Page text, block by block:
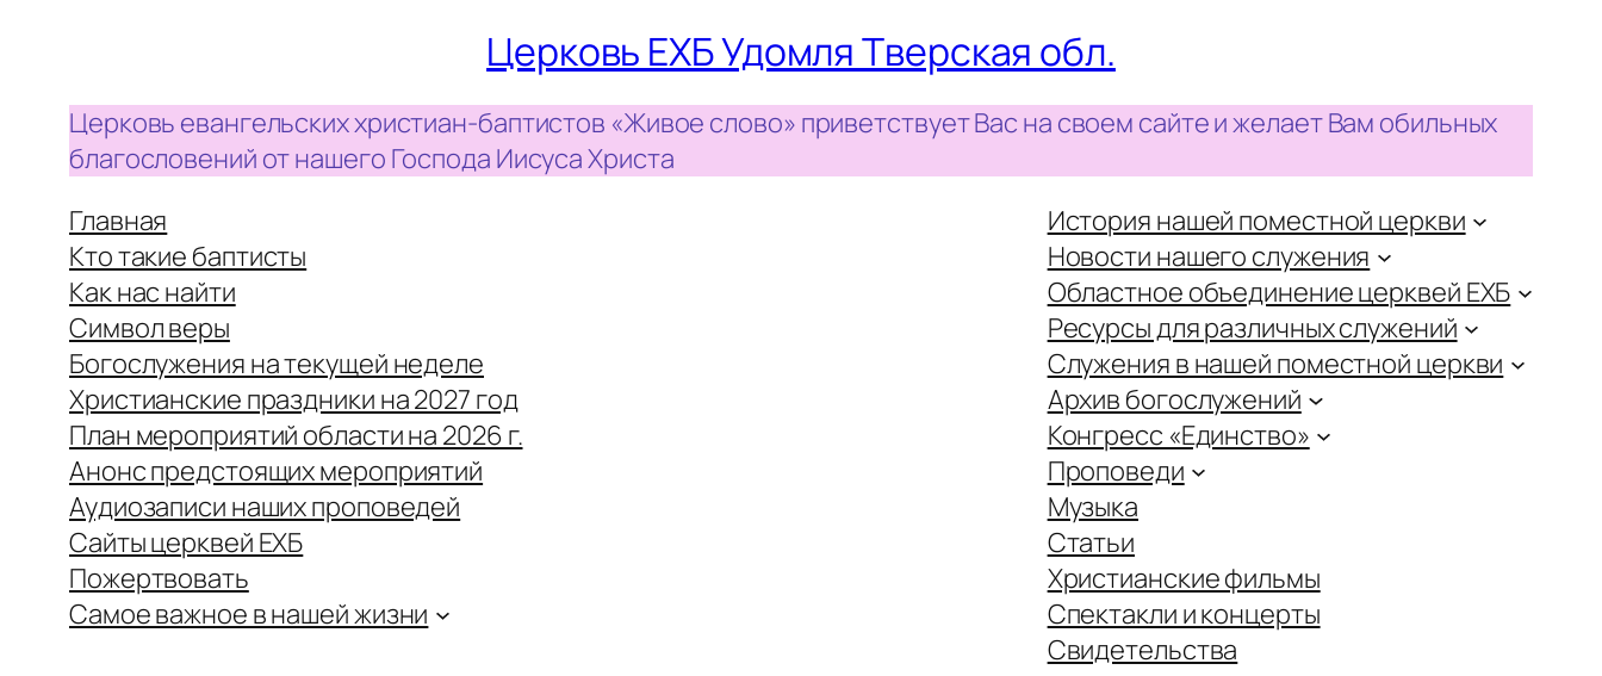
Церковь ЕХБ Удомля Тверская обл.
Церковь евангельских христиан-баптистов «Живое слово» приветствует Вас на своем сайте и желает Вам обильных
благословений от нашего Господа Иисуса Христа
Главная
Кто такие баптисты
Как нас найти
Символ веры
Богослужения на текущей неделе
Христианские праздники на 2027 год
План мероприятий области на 2026 г.
Анонс предстоящих мероприятий
Аудиозаписи наших проповедей
Сайты церквей ЕХБ
Пожертвовать
Самое важное в нашей жизни
История нашей поместной церкви
Новости нашего служения
Областное объединение церквей ЕХБ
Ресурсы для различных служений
Служения в нашей поместной церкви
Архив богослужений
Конгресс «Единство»
Проповеди
Музыка
Статьи
Христианские фильмы
Спектакли и концерты
Свидетельства